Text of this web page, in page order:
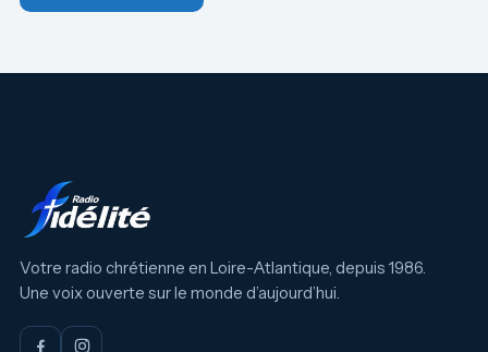
Votre radio chrétienne en Loire-Atlantique, depuis 1986.
Une voix ouverte sur le monde d’aujourd’hui.